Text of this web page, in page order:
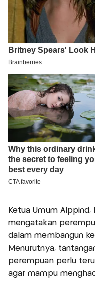
Ketua Umum Alppind,
mengatakan
dalam membangun
Menurutnya,
perempuan perlu
agar mampu